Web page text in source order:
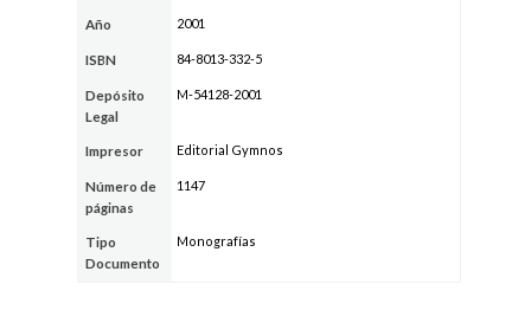
Año 2001
ISBN 84-8013-332-5
Depósito
Legal
M-54128-2001
Impresor Editorial Gymnos
Número de
páginas
1147
Tipo
Documento
Monografías